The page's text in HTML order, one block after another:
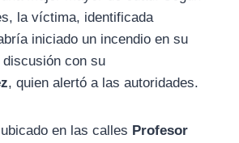
s
p
la víctima, identificada
iniciado un incendio en su
con su
, quien alertó a las autoridades.
en las calles Profesor